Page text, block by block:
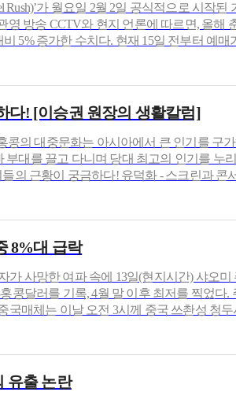
Rush)’가 월요일 2월 2일 공식적으로 시작
방송 CCTV와 현지 언론에 따르면, 올해
5% 증가한 수치다. 현재 15일 전부터 예매
다! [이승권 원장의 생활칼럼]
콩의 대중문화는 아시아에서 큰 인기를
대를 끌고 다니며 당대 최고의 인기를 누
의 근황이 궁금하다! 유덕화 - 스크린과 콘
8%대 급락
사망한 여파 속에 13일(현지시간) 샤오
콩달러를 기록, 4월 말 이후 최저를 찍었
국매체는 이날 오전 3시께 중국 쓰촨성 청
유출 논란